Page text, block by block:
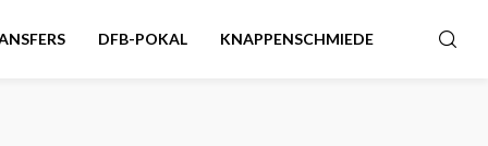
DFB-POKAL KNAPPENSCHMIEDE